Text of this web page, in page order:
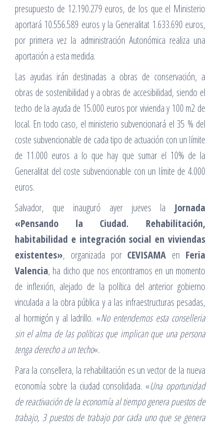
presupuesto de 12.190.279 euros, de los que el Ministerio
aportará 10.556.589 euros y la Generalitat 1.633.690 euros,
por primera vez la administración Autonómica realiza una
aportación a esta medida.
Las ayudas irán destinadas a obras de conservación, a
obras de sostenibilidad y a obras de accesibilidad, siendo el
techo de la ayuda de 15.000 euros por vivienda y 100 m2 de
local. En todo caso, el ministerio subvencionará el 35 % del
coste subvencionable de cada tipo de actuación con un límite
de 11.000 euros a lo que hay que sumar el 10% de la
Generalitat del coste subvencionable con un límite de 4.000
euros.
Salvador, que inauguró ayer jueves la Jornada
«Pensando la Ciudad. Rehabilitación,
habitabilidad e integración social en viviendas
existentes», organizada por CEVISAMA en Feria
Valencia, ha dicho que nos encontramos en un momento
de inflexión, alejado de la política del anterior gobierno
vinculada a la obra pública y a las infraestructuras pesadas,
al hormigón y al ladrillo. «No entendemos esta conselleria
sin el alma de las políticas que implican que una persona
tenga derecho a un techo«.
Para la consellera, la rehabilitación es un vector de la nueva
economía sobre la ciudad consolidada. «Una oportunidad
de reactivación de la economía al tiempo genera puestos de
trabajo, 3 puestos de trabajo por cada uno que se genera